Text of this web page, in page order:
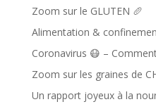
Zoom sur le GLUTEN 🥖
Alimentation &
Coronavirus 😷 –
Zoom sur les graines de
Un rapport joyeux à la